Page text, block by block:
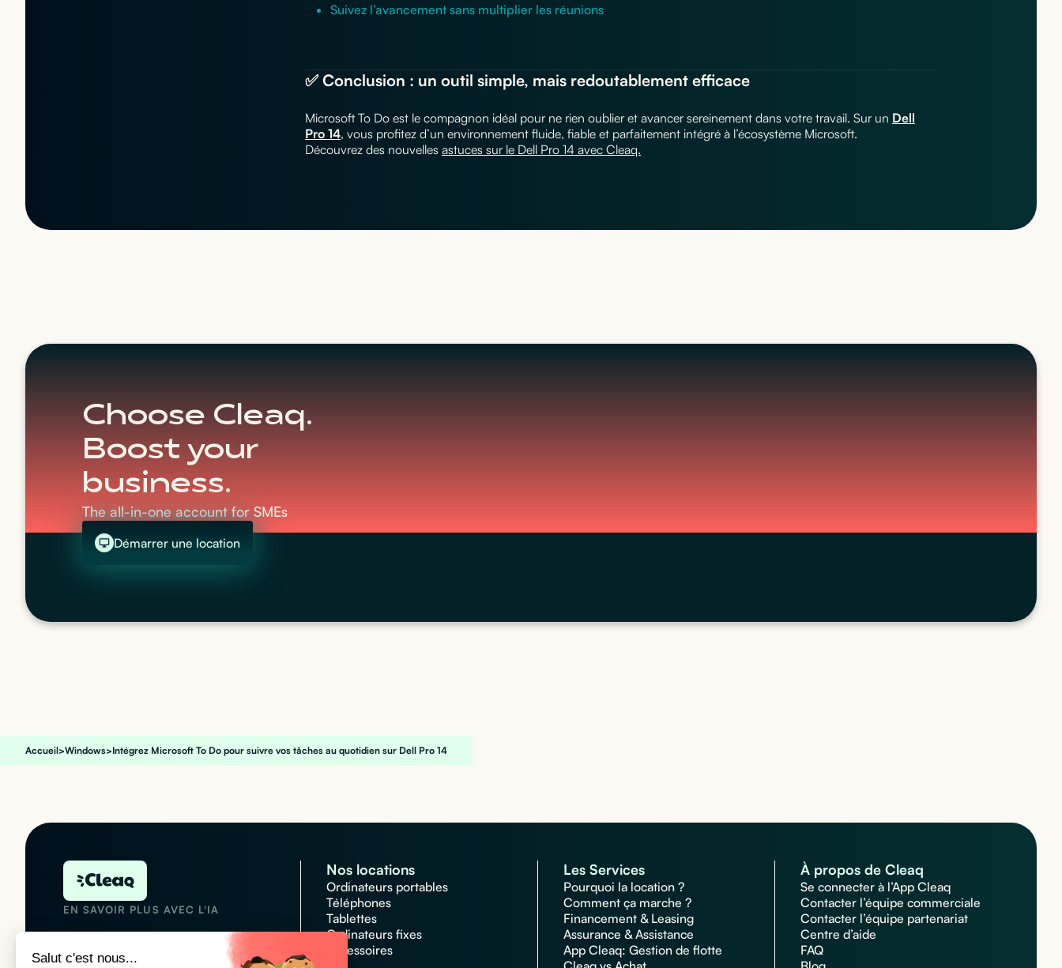
Salut c'est nous...
Suivez l’avancement sans multiplier les réunions
✅ Conclusion : un outil simple, mais redoutablement efficace
Microsoft To Do est le compagnon idéal pour ne rien oublier et avancer sereinement dans votre travail. Sur un Dell
Pro 14, vous profitez d’un environnement fluide, fiable et parfaitement intégré à l’écosystème Microsoft.
Découvrez des nouvelles astuces sur le Dell Pro 14 avec Cleaq.
Choose Cleaq.
Boost your
business.
The all-in-one account for SMEs
Démarrer une location
Accueil>Windows>Intégrez Microsoft To Do pour suivre vos tâches au quotidien sur Dell Pro 14
EN SAVOIR PLUS AVEC L'IA
Nos locations
Ordinateurs portables
Téléphones
Tablettes
Ordinateurs fixes
Accessoires
Les Services
Pourquoi la location ?
Comment ça marche ?
Financement & Leasing
Assurance & Assistance
App Cleaq: Gestion de flotte
À propos de Cleaq
Se connecter à l’App Cleaq
Contacter l’équipe commerciale
Contacter l’équipe partenariat
Centre d’aide
FAQ